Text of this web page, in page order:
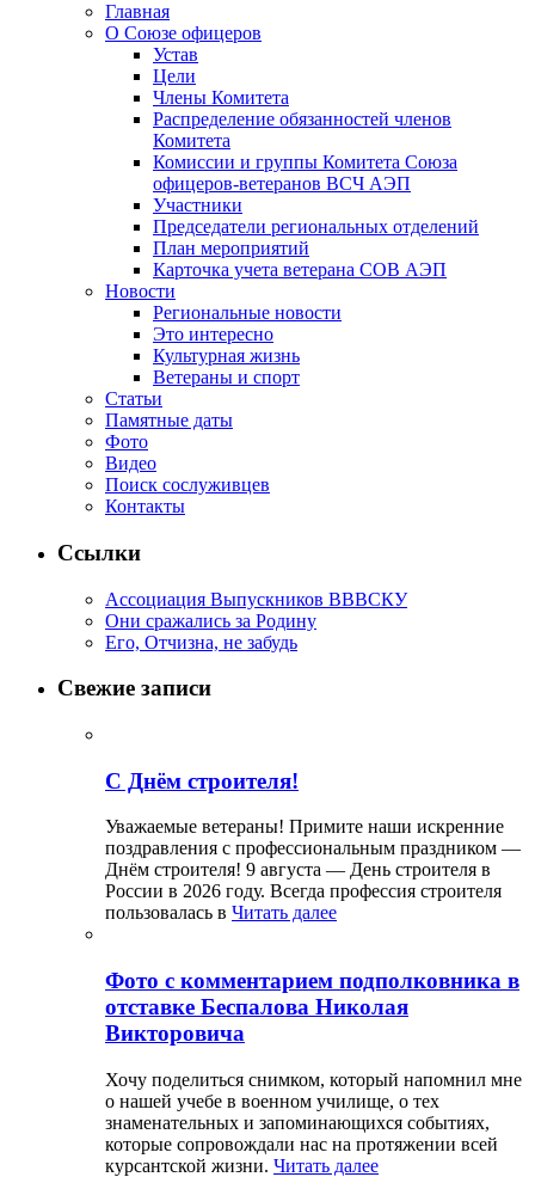
Главная
О Союзе офицеров
Устав
Цели
Члены Комитета
Распределение обязанностей членов
Комитета
Комиссии и группы Комитета Союза
офицеров-ветеранов ВСЧ АЭП
Участники
Председатели региональных отделений
План мероприятий
Карточка учета ветерана CОВ АЭП
Новости
Региональные новости
Это интересно
Культурная жизнь
Ветераны и спорт
Статьи
Памятные даты
Фото
Видео
Поиск сослуживцев
Контакты
Ссылки
Ассоциация Выпускников ВВВСКУ
Они сражались за Родину
Его, Отчизна, не забудь
Свежие записи
С Днём строителя!
Уважаемые ветераны! Примите наши искренние
поздравления с профессиональным праздником —
Днём строителя! 9 августа — День строителя в
России в 2026 году. Всегда профессия строителя
пользовалась в Читать далее
Фото с комментарием подполковника в
отставке Беспалова Николая
Викторовича
Хочу поделиться снимком, который напомнил мне
о нашей учебе в военном училище, о тех
знаменательных и запоминающихся событиях,
которые сопровождали нас на протяжении всей
курсантской жизни. Читать далее